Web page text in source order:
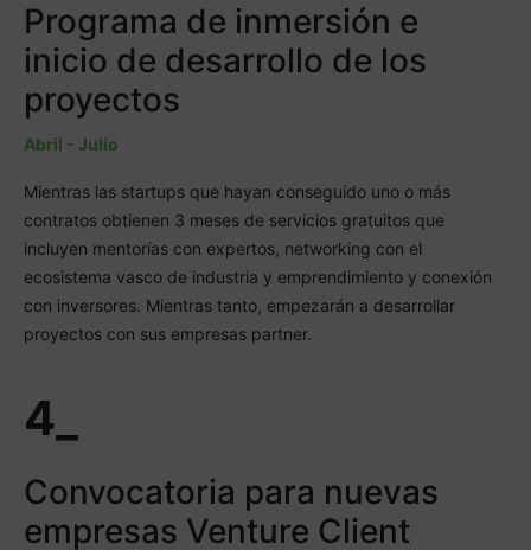
Programa de inmersión e
inicio de desarrollo de los
proyectos
Abril - Julio
Mientras las startups que hayan conseguido uno o más
contratos obtienen 3 meses de servicios gratuitos que
incluyen mentorías con expertos, networking con el
ecosistema vasco de industria y emprendimiento y conexión
con inversores. Mientras tanto, empezarán a desarrollar
proyectos con sus empresas partner.
4_
Convocatoria para nuevas
empresas Venture Client